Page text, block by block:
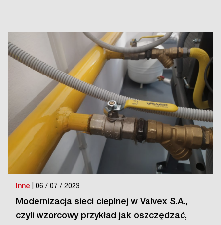
Inne | 06 / 07 / 2023
Modernizacja sieci cieplnej w Valvex S.A.,
czyli wzorcowy przykład jak oszczędzać,